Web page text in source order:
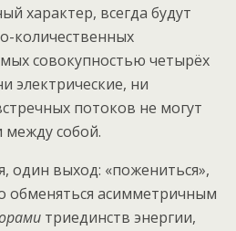
характер, всегда будут
количественных
совокупностью четырёх
электрические, ни
потоков не могут
собой.
один выход: «пожениться»,
обменяться асимметричным
триединств энергии,